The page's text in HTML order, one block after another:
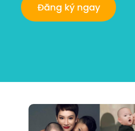
Đăng ký ngay